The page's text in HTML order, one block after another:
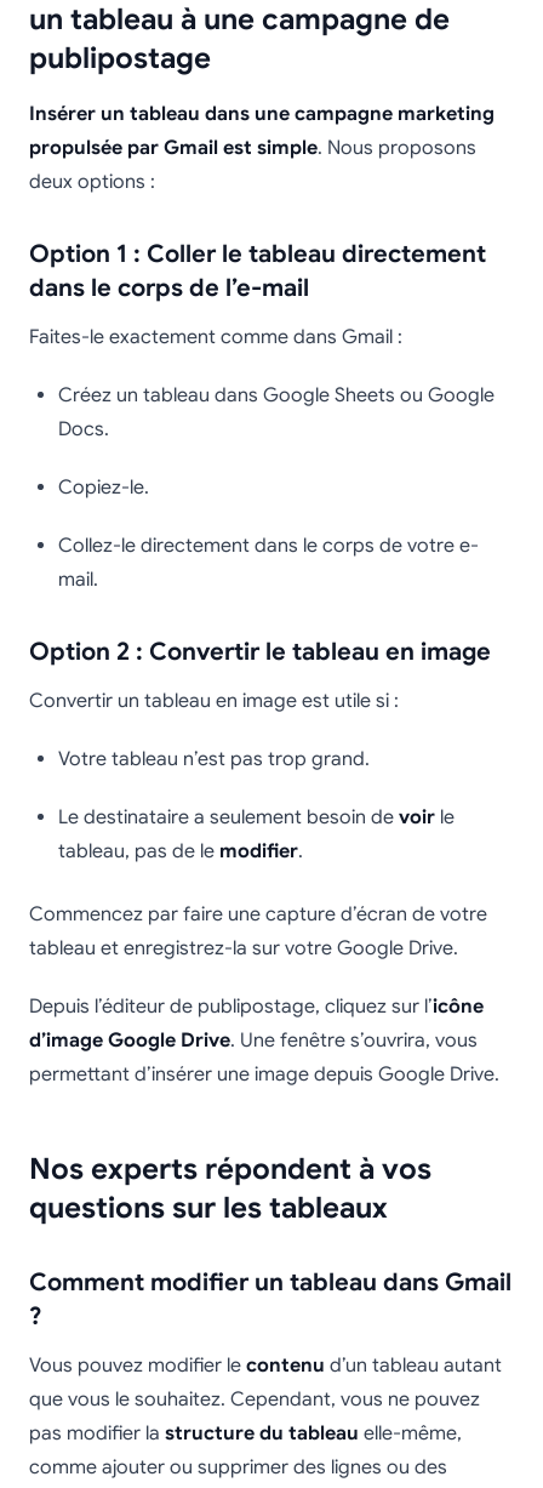
un tableau à une campagne de
publipostage
Insérer un tableau dans une campagne marketing
propulsée par Gmail est simple. Nous proposons
deux options :
Option 1 : Coller le tableau directement
dans le corps de l’e-mail
Faites-le exactement comme dans Gmail :
Créez un tableau dans Google Sheets ou Google
Docs.
Copiez-le.
Collez-le directement dans le corps de votre e-
mail.
Option 2 : Convertir le tableau en image
Convertir un tableau en image est utile si :
Votre tableau n’est pas trop grand.
Le destinataire a seulement besoin de voir le
tableau, pas de le modifier.
Commencez par faire une capture d’écran de votre
tableau et enregistrez-la sur votre Google Drive.
Depuis l’éditeur de publipostage, cliquez sur l’icône
d’image Google Drive. Une fenêtre s’ouvrira, vous
permettant d’insérer une image depuis Google Drive.
Nos experts répondent à vos
questions sur les tableaux
Comment modifier un tableau dans Gmail
?
Vous pouvez modifier le contenu d’un tableau autant
que vous le souhaitez. Cependant, vous ne pouvez
pas modifier la structure du tableau elle-même,
comme ajouter ou supprimer des lignes ou des